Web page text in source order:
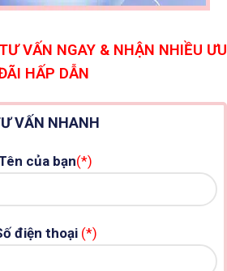
VẤN NGAY & NHẬN NHIỀU ƯU
HẤP DẪN
VẤN NHANH
của bạn(*)
điện thoại (*)